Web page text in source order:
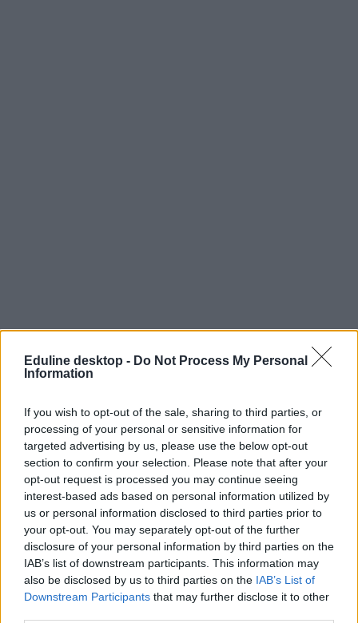
Eduline desktop - Do Not Process My Personal
Information
If you wish to opt-out of the sale, sharing to third parties, or
processing of your personal or sensitive information for
targeted advertising by us, please use the below opt-out
section to confirm your selection. Please note that after your
opt-out request is processed you may continue seeing
interest-based ads based on personal information utilized by
us or personal information disclosed to third parties prior to
your opt-out. You may separately opt-out of the further
disclosure of your personal information by third parties on the
IAB’s list of downstream participants. This information may
also be disclosed by us to third parties on the IAB’s List of
Downstream Participants that may further disclose it to other
járvány
influenza
betegség
influenzajárvány